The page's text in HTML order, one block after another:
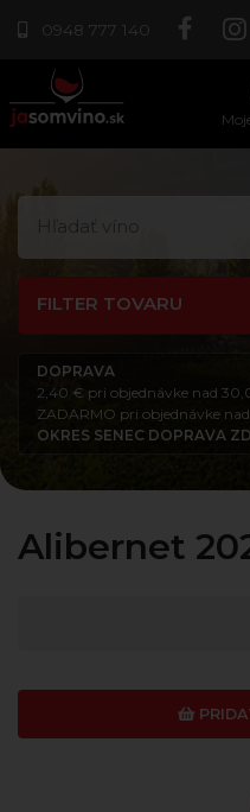
0948 777 140
FILTER TOVARU
DOPRAVA
2,40 € pri objednávke nad
ZADARMO pri objednávke
OKRES SENEC DOPRAVA
Alibernet